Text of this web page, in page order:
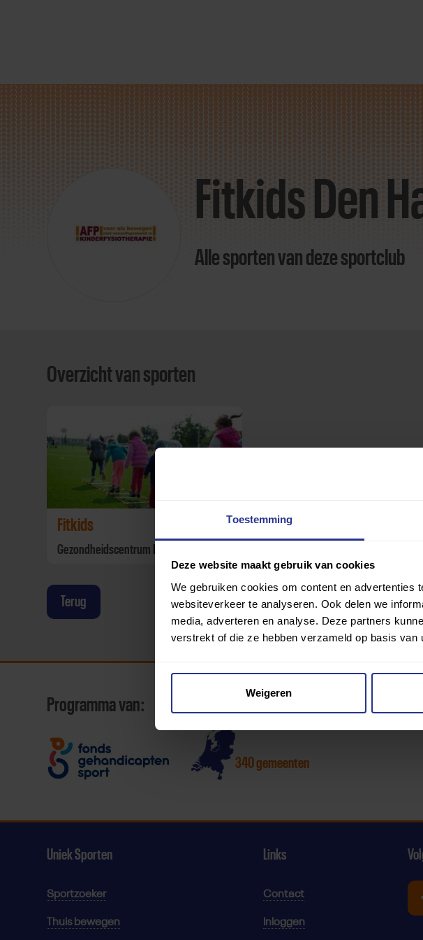
Toestemming
Deze website maakt gebruik van cookies
We gebruiken cookies om content en advertenties
websiteverkeer te analyseren. Ook delen we
media, adverteren en analyse. Deze partners
verstrekt of die ze hebben verzameld op basis van
Weigeren
Direct
door
Fitkids Den
Alle sporten van deze sportclub
Overzicht van sporten
Fitkids
Gezondheidscentrum De Reef
Terug
Programma van:
340 gemeenten
Uniek Sporten
Sportzoeker
Thuis bewegen
Links
Contact
Inloggen